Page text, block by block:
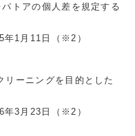
トアの個人差を規定する
1月11日（※2）
リーニングを目的とした
3月23日（※2）